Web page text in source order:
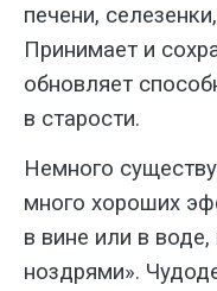
печени,
Принимает и
обновляет
в старости.
Немно­го
мно­го хороших
в вине или в
ноздрями».